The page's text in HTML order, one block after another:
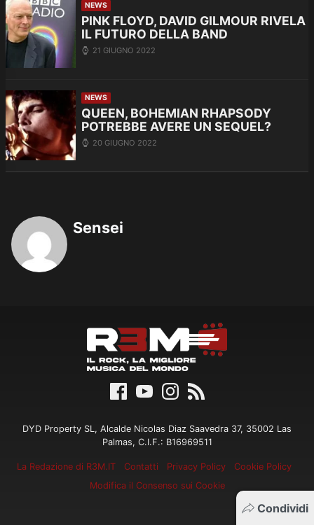
NEWS
PINK FLOYD, DAVID GILMOUR RIVELA
IL FUTURO DELLA BAND
21 GIUGNO 2022
NEWS
QUEEN, BOHEMIAN RHAPSODY
POTREBBE AVERE UN SEQUEL?
20 GIUGNO 2022
Sensei
Condividi
DYD Property SL, Alcalde Nicolas Diaz Saavedra 37, 35002 Las
Palmas, C.I.F.: B16969511
La Redazione di R3M.IT Contatti Privacy Policy
Cookie Policy
Modifica il Consenso sui Cookie